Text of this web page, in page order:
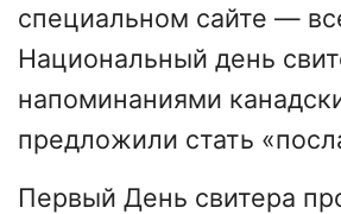
специальном сайте —
Национальный день
напоминаниями
предложили стать
Первый День свитера